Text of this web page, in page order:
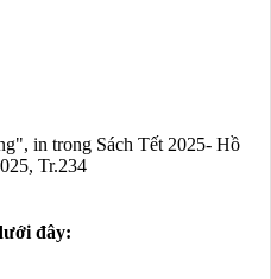
in trong Sách Tết 2025- Hồ
Tr.234
đây: